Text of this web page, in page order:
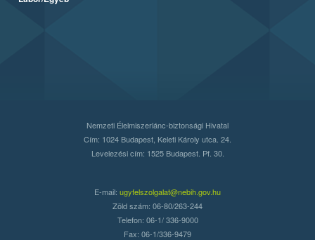
Nemzeti Élelmiszerlánc-biztonsági Hivatal
Cím: 1024 Budapest, Keleti Károly utca. 24.
Levelezési cím: 1525 Budapest. Pf. 30.
E-mail: ugyfelszolgalat@nebih.gov.hu
Zöld szám: 06-80/263-244
Telefon: 06-1/ 336-9000
Fax: 06-1/336-9479